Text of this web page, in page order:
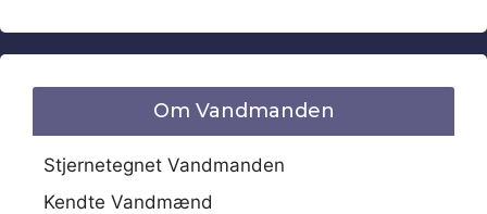
Om Vandmanden
Stjernetegnet Vandmanden
Kendte Vandmænd